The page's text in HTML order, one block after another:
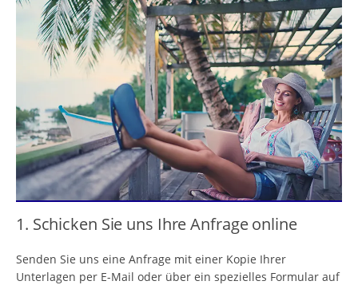
1. Schicken Sie uns Ihre Anfrage online
Senden Sie uns eine Anfrage mit einer Kopie Ihrer
Unterlagen per E-Mail oder über ein spezielles Formular auf